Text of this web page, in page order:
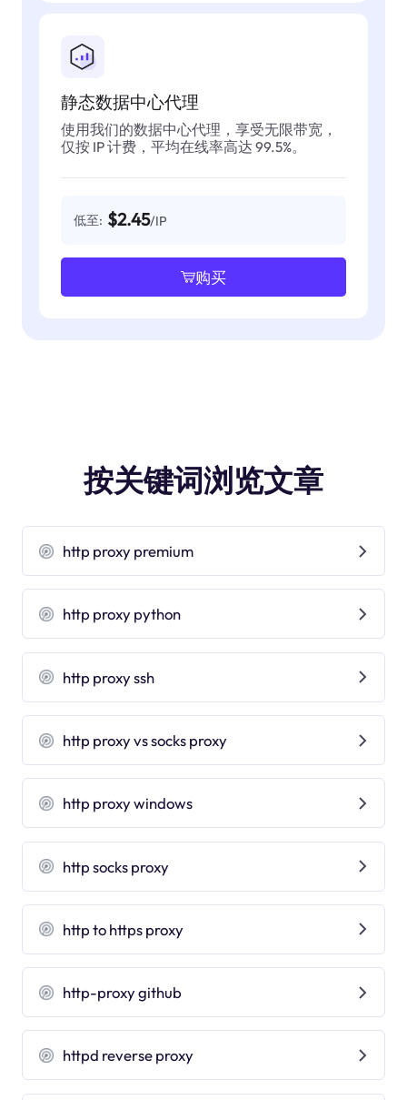
静态数据中心代理
使用我们的数据中心代理，享受无限带宽，
仅按 IP 计费，平均在线率高达 99.5%。
低至: $2.45/IP
购买
按关键词浏览文章
http proxy premium
http proxy python
http proxy ssh
http proxy vs socks proxy
http proxy windows
http socks proxy
http to https proxy
http-proxy github
httpd reverse proxy